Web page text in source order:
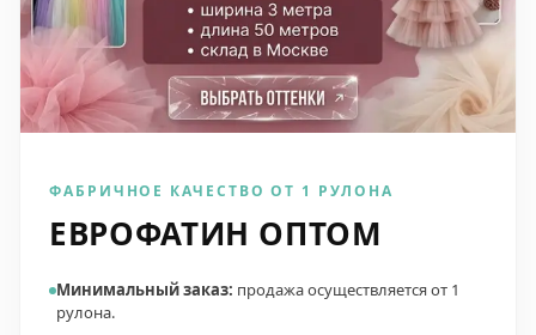
ФАБРИЧНОЕ КАЧЕСТВО ОТ 1 РУЛОНА
ЕВРОФАТИН ОПТОМ
Минимальный заказ: продажа осуществляется от 1
рулона.